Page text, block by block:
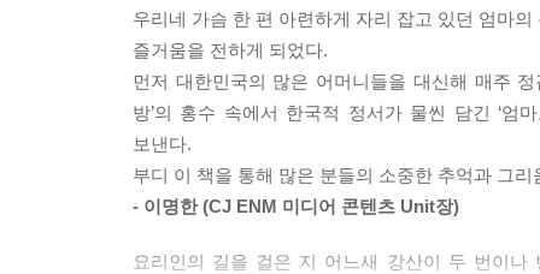
우리네 가슴 한 편 아련하게 자리 잡고 있던 엄마
즐거움을 전하게 되었다.
먼저 대한민국의 많은 어머니들을 대신해 매주
방’의 홍수 속에서 한국적 정서가 물씬 담긴 ‘엄
보낸다.
부디 이 책을 통해 많은 분들의 소중한 추억과 그
- 이명한 (CJ ENM 미디어 콘텐츠 Unit장)
요리인의 길을 걸은 지 어느새 강산이 두 번이